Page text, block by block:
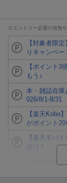
※エントリー必要の有無
【対象者限
りキャンペー
【ポイント3
もう♪
本・雑誌在庫
026/8/1-8/31
【楽天Kobo
がポイント20
【楽天モバ
分け！